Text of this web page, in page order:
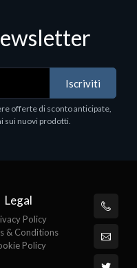
Iscriviti
offerte di sconto anticipate,
sui nuovi prodotti.
Legal
Policy
& Conditions
Policy